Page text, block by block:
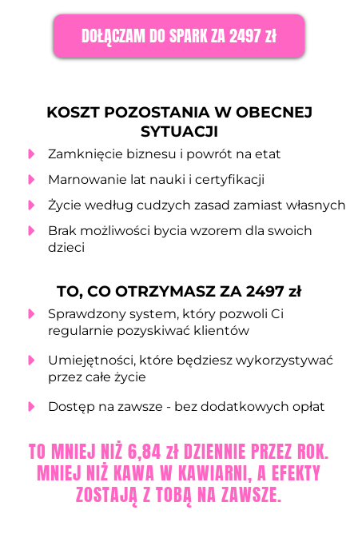
DOŁĄCZAM DO SPARK ZA 2497 zł
KOSZT POZOSTANIA W OBECNEJ
SYTUACJI
Zamknięcie biznesu i powrót na etat
Marnowanie lat nauki i certyfikacji
Życie według cudzych zasad zamiast własnych
Brak możliwości bycia wzorem dla swoich
dzieci
TO, CO OTRZYMASZ ZA 2497 zł
Sprawdzony system, który pozwoli Ci
regularnie pozyskiwać klientów
Umiejętności, które będziesz wykorzystywać
przez całe życie
Dostęp na zawsze - bez dodatkowych opłat
TO MNIEJ NIŻ 6,84 zł DZIENNIE PRZEZ ROK.
MNIEJ NIŻ KAWA W KAWIARNI, A EFEKTY
ZOSTAJĄ Z TOBĄ NA ZAWSZE.